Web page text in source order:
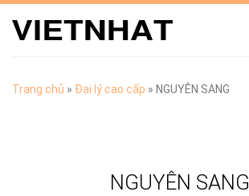
Chuyển
đến
Trang chủ » Đại lý cao cấp » NGUYÊN SANG
NGUYÊN SANG